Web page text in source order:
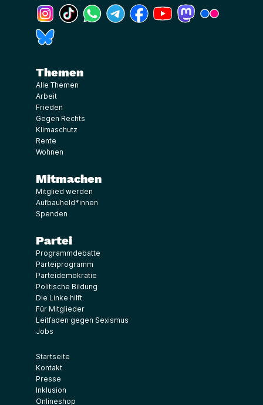
(Link öffnet ein neues Fenster)
(Link öffnet ein neues Fenster)
(Link öffnet ein neues Fenster)
(Link öffnet ein neues Fenster)
(Link öffnet ein neues Fenster)
(Link öffnet ein neues
(Link öffnet ein
Themen
Alle Themen
Arbeit
Frieden
Gegen Rechts
Klimaschutz
Rente
Wohnen
Mitmachen
Mitglied werden
Aufbauheld*innen
Spenden
Partei
Programmdebatte
Parteiprogramm
Parteidemokratie
Politische Bildung
Die Linke hilft
Für Mitglieder
Leitfaden gegen Sexismus
Jobs
Startseite
Kontakt
Presse
Inklusion
Onlineshop